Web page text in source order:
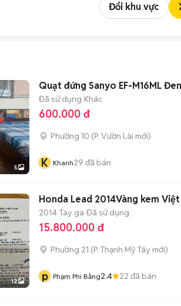
Đổi khu vực
5
Quạt đứng Sanyo EF-M16ML
Đã sử dụng Khác
600.000 đ
Phường 10 (P. Vườn Lài mới)
K Khanh29 đã bán
12
Honda Lead 2014Vàng kem
2014 Tay ga Đã sử dụng
15.800.000 đ
Phường 21 (P. Thạnh Mỹ Tây mới)
p Phạm Phi Bằng2.4 22 đã bán